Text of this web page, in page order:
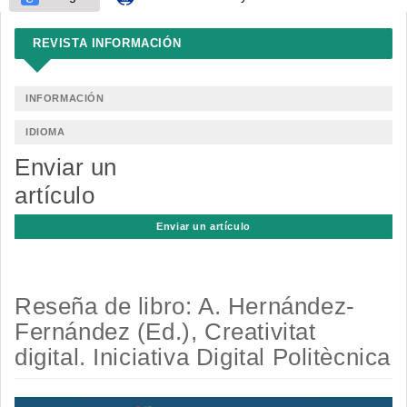
REVISTA INFORMACIÓN
INFORMACIÓN
IDIOMA
Enviar un
artículo
Enviar un artículo
Reseña de libro: A. Hernández-
Fernández (Ed.), Creativitat
digital. Iniciativa Digital Politècnica